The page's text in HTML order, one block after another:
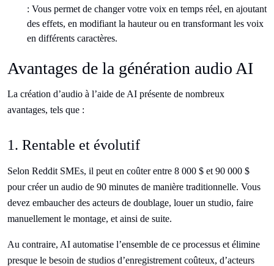
: Vous permet de changer votre voix en temps réel, en ajoutant
des effets, en modifiant la hauteur ou en transformant les voix
en différents caractères.
Avantages de la génération audio AI
La création d’audio à l’aide de AI présente de nombreux
avantages, tels que :
1. Rentable et évolutif
Selon Reddit SMEs, il peut en coûter entre 8 000 $ et 90 000 $
pour créer un audio de 90 minutes de manière traditionnelle. Vous
devez embaucher des acteurs de doublage, louer un studio, faire
manuellement le montage, et ainsi de suite.
Au contraire, AI automatise l’ensemble de ce processus et élimine
presque le besoin de studios d’enregistrement coûteux, d’acteurs